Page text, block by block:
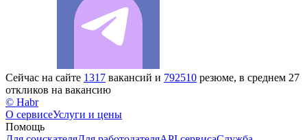
Сейчас на сайте 1317 вакансий и 792510 резюме, в среднем 27
откликов на вакансию
© Habr
О сервисеУслуги и цены
Помощь